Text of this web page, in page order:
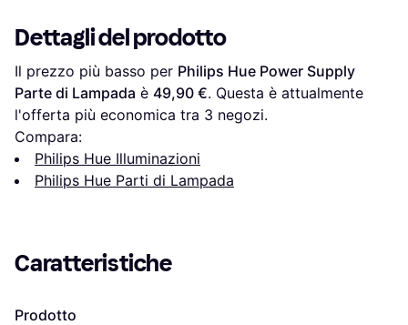
Dettagli del prodotto
Il prezzo più basso per Philips Hue Power Supply
Parte di Lampada è 49,90 €. Questa è attualmente
l'offerta più economica tra 3 negozi.
Compara:
Philips Hue Illuminazioni
Philips Hue Parti di Lampada
Caratteristiche
Prodotto